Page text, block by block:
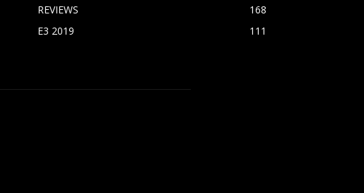
REVIEWS
168
E3 2019
111